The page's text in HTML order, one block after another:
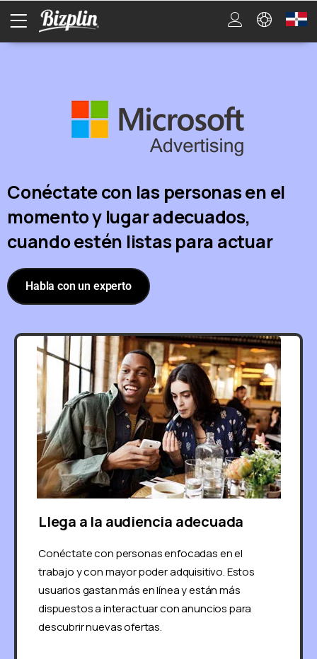
Conéctate con las personas en el
momento y lugar adecuados,
cuando estén listas para actuar
Habla con un experto
Llega a la audiencia adecuada
Conéctate con personas enfocadas en el
trabajo y con mayor poder adquisitivo. Estos
usuarios gastan más en línea y están más
dispuestos a interactuar con anuncios para
descubrir nuevas ofertas.